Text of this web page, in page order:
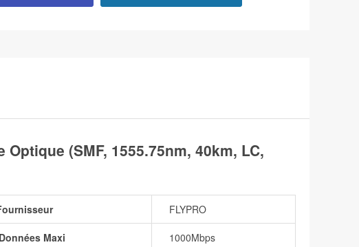
Optique (SMF, 1555.75nm, 40km, LC,
FLYPRO
Maxi 1000Mbps